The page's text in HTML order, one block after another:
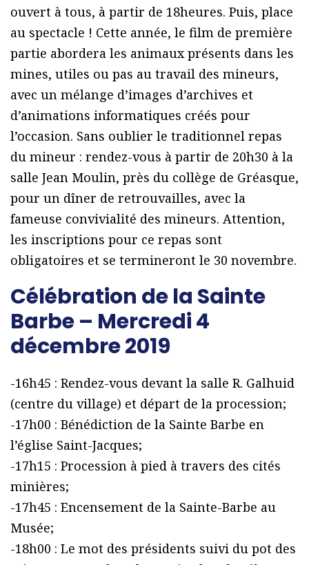
ouvert à tous, à partir de 18heures. Puis, place
au spectacle ! Cette année, le film de première
partie abordera les animaux présents dans les
mines, utiles ou pas au travail des mineurs,
avec un mélange d’images d’archives et
d’animations informatiques créés pour
l’occasion. Sans oublier le traditionnel repas
du mineur : rendez-vous à partir de 20h30 à la
salle Jean Moulin, près du collège de Gréasque,
pour un dîner de retrouvailles, avec la
fameuse convivialité des mineurs. Attention,
les inscriptions pour ce repas sont
obligatoires et se termineront le 30 novembre.
Célébration de la Sainte
Barbe – Mercredi 4
décembre 2019
-16h45 : Rendez-vous devant la salle R. Galhuid
(centre du village) et départ de la procession;
-17h00 : Bénédiction de la Sainte Barbe en
l’église Saint-Jacques;
-17h15 : Procession à pied à travers des cités
minières;
-17h45 : Encensement de la Sainte-Barbe au
Musée;
-18h00 : Le mot des présidents suivi du pot des